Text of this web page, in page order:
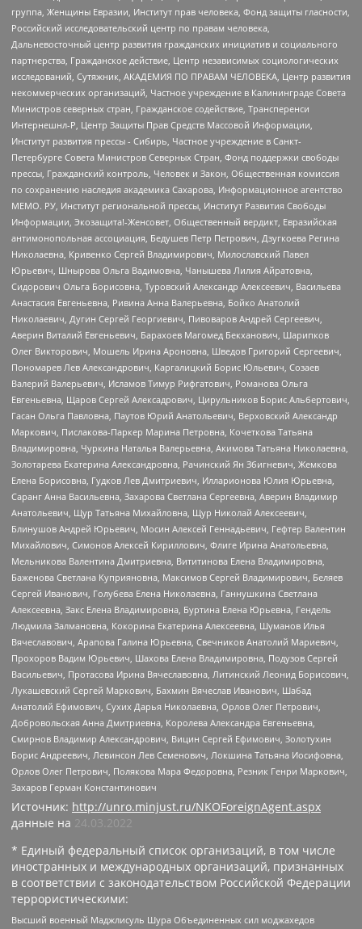
группа, Женщины Евразии, Институт прав человека, Фонд защиты гласности,
Российский исследовательский центр по правам человека,
Дальневосточный центр развития гражданских инициатив и социального
партнерства, Гражданское действие, Центр независимых социологических
исследований, Сутяжник, АКАДЕМИЯ ПО ПРАВАМ ЧЕЛОВЕКА, Центр развития
некоммерческих организаций, Частное учреждение в Калининграде Совета
Министров северных стран, Гражданское содействие, Трансперенси
Интернешнл-Р, Центр Защиты Прав Средств Массовой Информации,
Институт развития прессы - Сибирь, Частное учреждение в Санкт-
Петербурге Совета Министров Северных Стран, Фонд поддержки свободы
прессы, Гражданский контроль, Человек и Закон, Общественная комиссия
по сохранению наследия академика Сахарова, Информационное агентство
МЕМО. РУ, Институт региональной прессы, Институт Развития Свободы
Информации, Экозащита!-Женсовет, Общественный вердикт, Евразийская
антимонопольная ассоциация, Бедушев Петр Петрович, Дзугкоева Регина
Николаевна, Кривенко Сергей Владимирович, Милославский Павел
Юрьевич, Шнырова Ольга Вадимовна, Чанышева Лилия Айратовна,
Сидорович Ольга Борисовна, Туровский Александр Алексеевич, Васильева
Анастасия Евгеньевна, Ривина Анна Валерьевна, Бойко Анатолий
Николаевич, Дугин Сергей Георгиевич, Пивоваров Андрей Сергеевич,
Аверин Виталий Евгеньевич, Барахоев Магомед Бекханович, Шарипков
Олег Викторович, Мошель Ирина Ароновна, Шведов Григорий Сергеевич,
Пономарев Лев Александрович, Каргалицкий Борис Юльевич, Созаев
Валерий Валерьевич, Исламов Тимур Рифгатович, Романова Ольга
Евгеньевна, Щаров Сергей Алексадрович, Цирульников Борис Альбертович,
Гасан Ольга Павловна, Паутов Юрий Анатольевич, Верховский Александр
Маркович, Пислакова-Паркер Марина Петровна, Кочеткова Татьяна
Владимировна, Чуркина Наталья Валерьевна, Акимова Татьяна Николаевна,
Золотарева Екатерина Александровна, Рачинский Ян Збигневич, Жемкова
Елена Борисовна, Гудков Лев Дмитриевич, Илларионова Юлия Юрьевна,
Саранг Анна Васильевна, Захарова Светлана Сергеевна, Аверин Владимир
Анатольевич, Щур Татьяна Михайловна, Щур Николай Алексеевич,
Блинушов Андрей Юрьевич, Мосин Алексей Геннадьевич, Гефтер Валентин
Михайлович, Симонов Алексей Кириллович, Флиге Ирина Анатольевна,
Мельникова Валентина Дмитриевна, Вититинова Елена Владимировна,
Баженова Светлана Куприяновна, Максимов Сергей Владимирович, Беляев
Сергей Иванович, Голубева Елена Николаевна, Ганнушкина Светлана
Алексеевна, Закс Елена Владимировна, Буртина Елена Юрьевна, Гендель
Людмила Залмановна, Кокорина Екатерина Алексеевна, Шуманов Илья
Вячеславович, Арапова Галина Юрьевна, Свечников Анатолий Мариевич,
Прохоров Вадим Юрьевич, Шахова Елена Владимировна, Подузов Сергей
Васильевич, Протасова Ирина Вячеславовна, Литинский Леонид Борисович,
Лукашевский Сергей Маркович, Бахмин Вячеслав Иванович, Шабад
Анатолий Ефимович, Сухих Дарья Николаевна, Орлов Олег Петрович,
Добровольская Анна Дмитриевна, Королева Александра Евгеньевна,
Смирнов Владимир Александрович, Вицин Сергей Ефимович, Золотухин
Борис Андреевич, Левинсон Лев Семенович, Локшина Татьяна Иосифовна,
Орлов Олег Петрович, Полякова Мара Федоровна, Резник Генри Маркович,
Захаров Герман Константинович
Источник: http://unro.minjust.ru/NKOForeignAgent.aspx
данные на 24.03.2022
* Единый федеральный список организаций, в том числе
иностранных и международных организаций, признанных
в соответствии с законодательством Российской Федерации
террористическими:
Высший военный Маджлисуль Шура Объединенных сил моджахедов